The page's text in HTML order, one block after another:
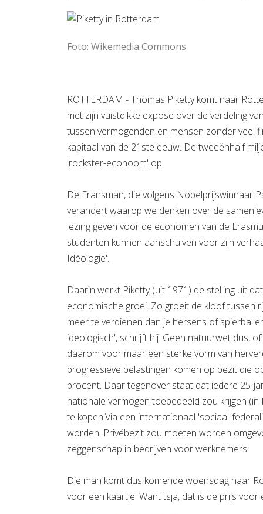
Foto: Wikemedia Commons
ROTTERDAM - Thomas Piketty komt naar
met zijn vuistdikke expose over de verdeling
tussen vermogenden en mensen zonder veel
kapitaal van de 21ste eeuw. De tweeënhalf
'rockster-econoom' op.
De Fransman, die volgens Nobelprijswinnaar
verandert waarop we denken over de
lezing geven voor de economen van de
studenten kunnen aanschuiven voor zijn
Idéologie'.
Daarin werkt Piketty (uit 1971) de stelling uit
economische groei. Zo groeit de kloof tussen
meer te verdienen dan je hersens of
ideologisch', schrijft hij. Geen natuurwet dus,
daarom voor maar een sterke vorm van
progressieve belastingen komen op bezit die
procent. Daar tegenover staat dat iedere 25-
nationale vermogen toebedeeld zou krijgen
te kopen.Via een internationaal 'sociaal-
worden. Privébezit zou moeten worden
zeggenschap in bedrijven voor werknemers.
Die man komt dus komende woensdag naar
voor een kaartje. Want tsja, dat is de prijs